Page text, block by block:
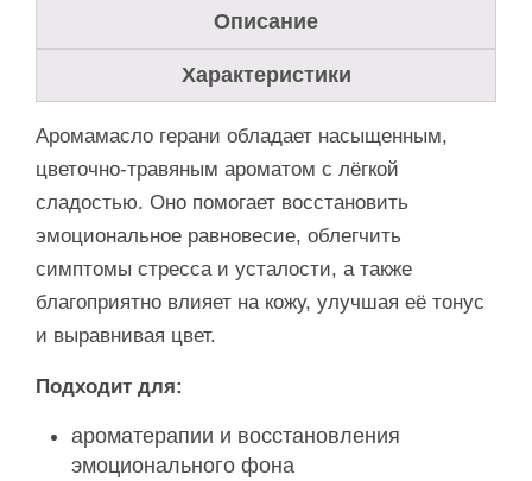
Описание
Характеристики
Аромамасло герани обладает насыщенным,
цветочно-травяным ароматом с лёгкой
сладостью. Оно помогает восстановить
эмоциональное равновесие, облегчить
симптомы стресса и усталости, а также
благоприятно влияет на кожу, улучшая её тонус
и выравнивая цвет.
Подходит для:
ароматерапии и восстановления
эмоционального фона